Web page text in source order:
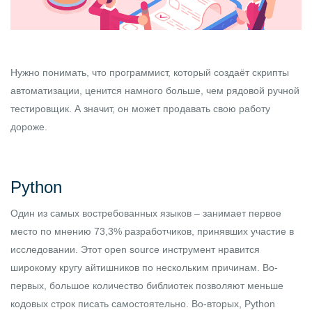
Нужно понимать, что программист, который создаёт скрипты
автоматизации, ценится намного больше, чем рядовой ручной
тестировщик. А значит, он может продавать свою работу
дороже.
Python
Один из самых востребованных языков – занимает первое
место по мнению 73,3% разработчиков, принявших участие в
исследовании. Этот open source инструмент нравится
широкому кругу айтишников по нескольким причинам. Во-
первых, большое количество библиотек позволяют меньше
кодовых строк писать самостоятельно. Во-вторых, Python